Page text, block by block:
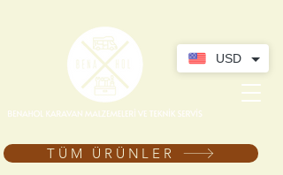
TÜM ÜRÜNLER
USD